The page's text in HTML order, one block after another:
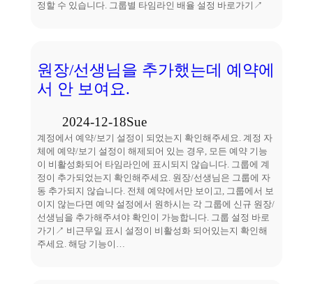
정할 수 있습니다. 그룹별 타임라인 배율 설정 바로가기↗
원장/선생님을 추가했는데 예약에
서 안 보여요.
2024-12-18Sue
계정에서 예약/보기 설정이 되었는지 확인해주세요. 계정 자
체에 예약/보기 설정이 해제되어 있는 경우, 모든 예약 기능
이 비활성화되어 타임라인에 표시되지 않습니다. 그룹에 계
정이 추가되었는지 확인해주세요. 원장/선생님은 그룹에 자
동 추가되지 않습니다. 전체 예약에서만 보이고, 그룹에서 보
이지 않는다면 예약 설정에서 원하시는 각 그룹에 신규 원장/
선생님을 추가해주셔야 확인이 가능합니다. 그룹 설정 바로
가기↗ 비근무일 표시 설정이 비활성화 되어있는지 확인해
주세요. 해당 기능이…